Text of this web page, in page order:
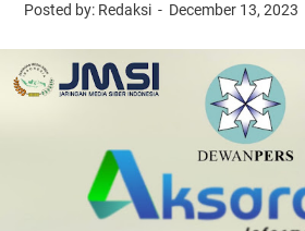
Posted by: Redaksi December 13, 2023